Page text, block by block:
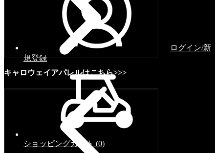
キャロウェイアパレルはこちら>>>
ログイン/新
規登録
ショッピングカート (0)